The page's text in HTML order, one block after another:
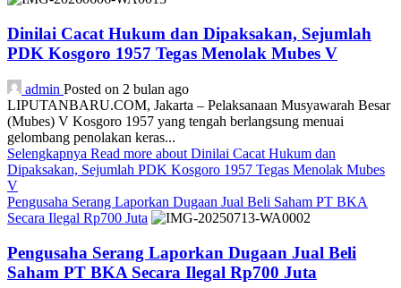
Dinilai Cacat Hukum dan Dipaksakan, Sejumlah
PDK Kosgoro 1957 Tegas Menolak Mubes V
admin Posted on 2 bulan ago
LIPUTANBARU.COM, Jakarta – Pelaksanaan Musyawarah Besar
(Mubes) V Kosgoro 1957 yang tengah berlangsung menuai
gelombang penolakan keras...
Selengkapnya Read more about Dinilai Cacat Hukum dan
Dipaksakan, Sejumlah PDK Kosgoro 1957 Tegas Menolak Mubes
V
Pengusaha Serang Laporkan Dugaan Jual Beli Saham PT BKA
Secara Ilegal Rp700 Juta
Pengusaha Serang Laporkan Dugaan Jual Beli
Saham PT BKA Secara Ilegal Rp700 Juta